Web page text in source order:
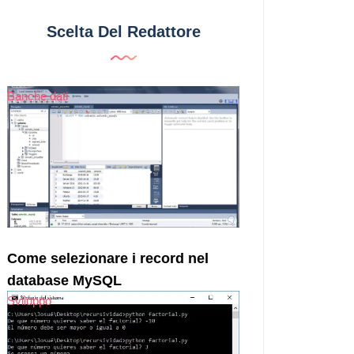
Scelta Del Redattore
Banche dati
Come selezionare i record nel
database MySQL
Sviluppo